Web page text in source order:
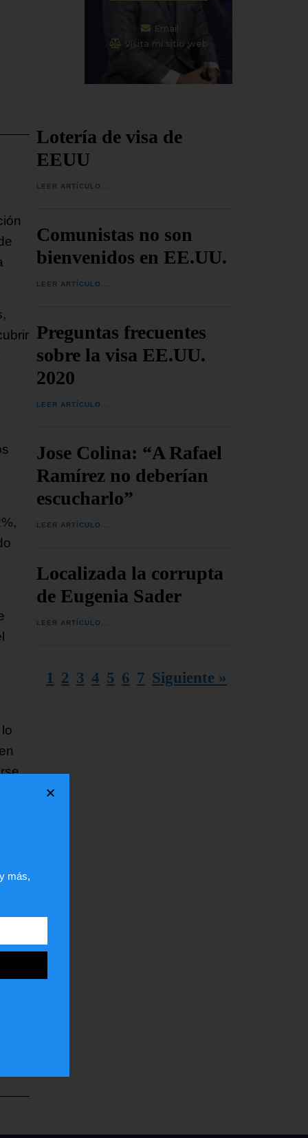
Email
Visita mi sitio web
Lotería de visa de
EEUU
LEER ARTÍCULO...
Comunistas no son
bienvenidos en EE.UU.
LEER ARTÍCULO...
Preguntas frecuentes
sobre la visa EE.UU.
2020
LEER ARTÍCULO...
Jose Colina: “A Rafael
Ramírez no deberían
escucharlo”
LEER ARTÍCULO...
Localizada la corrupta
de Eugenia Sader
LEER ARTÍCULO...
1 2 3 4 5 6 7 Siguiente »
más,